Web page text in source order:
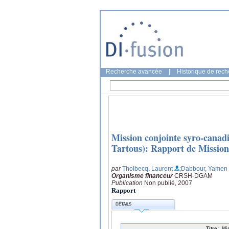
Recherche avancée Historique de
Mission conjointe syro-
Tartous): Rapport de
parTholbecq, Laurent
;Dabbour, Yamen
Organisme financeur CRSH-DGAM
Publication Non publié, 2007
Rapport
DÉTAILS